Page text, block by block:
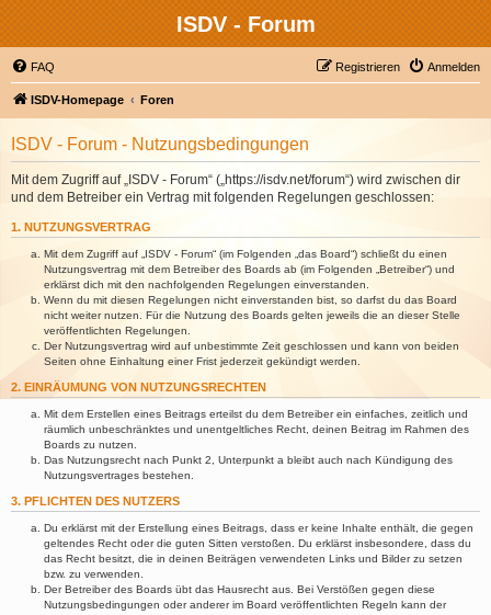
ISDV - Forum
FAQ Anmelden
Registrieren
ISDV-Homepage Foren
ISDV - Forum - Nutzungsbedingungen
Mit dem Zugriff auf „ISDV - Forum“ („https://isdv.net/forum“) wird zwischen dir
und dem Betreiber ein Vertrag mit folgenden Regelungen geschlossen:
1. NUTZUNGSVERTRAG
Mit dem Zugriff auf „ISDV - Forum“ (im Folgenden „das Board“) schließt du einen
Nutzungsvertrag mit dem Betreiber des Boards ab (im Folgenden „Betreiber“) und
erklärst dich mit den nachfolgenden Regelungen einverstanden.
Wenn du mit diesen Regelungen nicht einverstanden bist, so darfst du das Board
nicht weiter nutzen. Für die Nutzung des Boards gelten jeweils die an dieser Stelle
veröffentlichten Regelungen.
Der Nutzungsvertrag wird auf unbestimmte Zeit geschlossen und kann von beiden
Seiten ohne Einhaltung einer Frist jederzeit gekündigt werden.
2. EINRÄUMUNG VON NUTZUNGSRECHTEN
Mit dem Erstellen eines Beitrags erteilst du dem Betreiber ein einfaches, zeitlich und
räumlich unbeschränktes und unentgeltliches Recht, deinen Beitrag im Rahmen des
Boards zu nutzen.
Das Nutzungsrecht nach Punkt 2, Unterpunkt a bleibt auch nach Kündigung des
Nutzungsvertrages bestehen.
3. PFLICHTEN DES NUTZERS
Du erklärst mit der Erstellung eines Beitrags, dass er keine Inhalte enthält, die gegen
geltendes Recht oder die guten Sitten verstoßen. Du erklärst insbesondere, dass du
das Recht besitzt, die in deinen Beiträgen verwendeten Links und Bilder zu setzen
bzw. zu verwenden.
Der Betreiber des Boards übt das Hausrecht aus. Bei Verstößen gegen diese
Nutzungsbedingungen oder anderer im Board veröffentlichten Regeln kann der